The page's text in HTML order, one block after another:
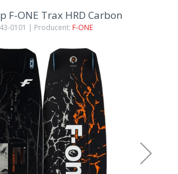
F-ONE Trax HRD Carbon
0101 | Producent: F-ONE